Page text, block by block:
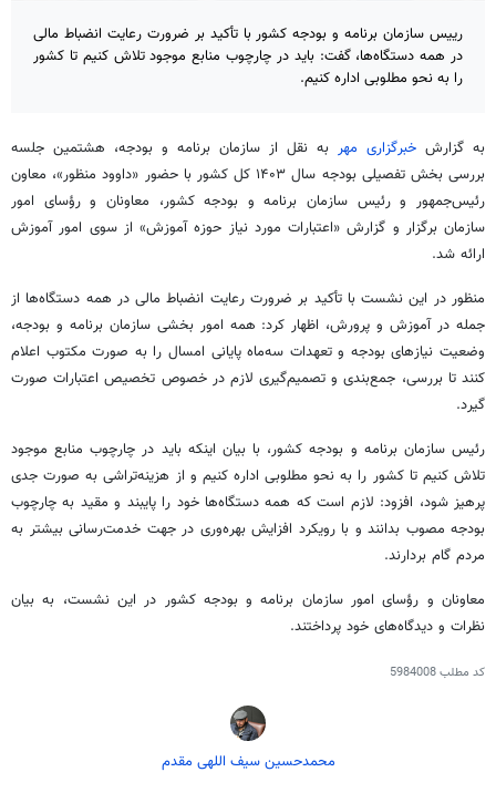
رییس سازمان برنامه و بودجه کشور با تأکید بر ضرورت رعایت انضباط مالی
در همه دستگاه‌ها، گفت: باید در چارچوب منابع موجود تلاش کنیم تا کشور
را به نحو مطلوبی اداره کنیم.
به گزارش خبرگزاری مهر به نقل از سازمان برنامه و بودجه، هشتمین جلسه
بررسی بخش تفصیلی بودجه سال ۱۴۰۳ کل کشور با حضور «داوود منظور»، معاون
رئیس‌جمهورورئیس سازمان برنامه و بودجه کشور، معاونان و رؤسای امور
سازمان برگزار و گزارش «اعتبارات مورد نیاز حوزه آموزش» از سوی امور آموزش
ارائه شد.
منظور در این نشست با تأکید بر ضرورت رعایت انضباط مالی در همه دستگاه‌ها از
جمله در آموزش و پرورش، اظهار کرد: همه امور بخشی سازمان برنامه و بودجه،
وضعیت نیازهای بودجه و تعهدات سه‌ماه پایانی امسال را به صورت مکتوب اعلام
کنند تا بررسی، جمع‌بندی و تصمیم‌گیری لازم در خصوص تخصیص اعتبارات صورت
گیرد.
رئیس سازمان برنامه و بودجه کشور، با بیان اینکه باید در چارچوب منابع موجود
تلاش کنیم تا کشور را به نحو مطلوبی اداره کنیم و از هزینه‌تراشی به صورت جدی
پرهیز شود، افزود: لازم است که همه دستگاه‌ها خود را پایبند و مقید به چارچوب
بودجه مصوب بدانند و با رویکرد افزایش بهره‌وری در جهت خدمت‌رسانی بیشتر به
مردم گام بردارند.
معاونان و رؤسای امور سازمان برنامه و بودجه کشور در این نشست، به بیان
نظرات و دیدگاه‌های خود پرداختند.
کد مطلب5984008
محمدحسین سیف اللهی مقدم